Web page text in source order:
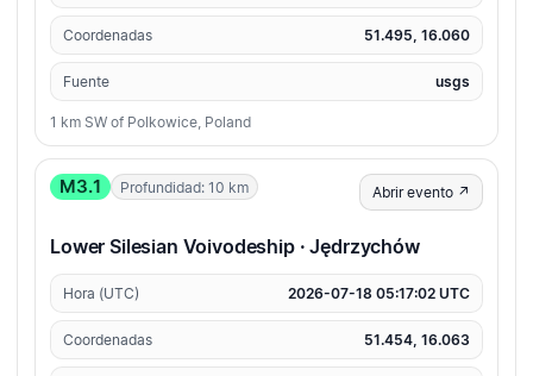
Coordenadas 51.495, 16.060
Fuente usgs
1 km SW of Polkowice, Poland
M3.1 Profundidad: 10 km Abrir evento ↗
Lower Silesian Voivodeship · Jędrzychów
Hora (UTC) 2026-07-18 05:17:02 UTC
Coordenadas 51.454, 16.063